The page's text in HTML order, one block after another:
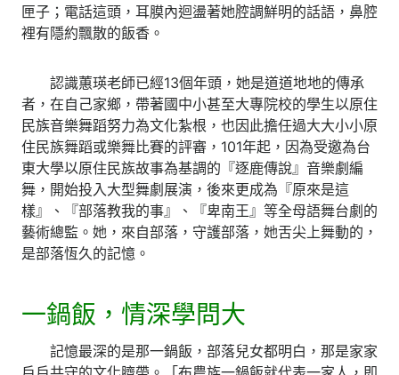
匣子；電話這頭，耳膜內迴盪著她腔調鮮明的話語，鼻腔
裡有隱約飄散的飯香。
認識蕙瑛老師已經13個年頭，她是道道地地的傳承
者，在自己家鄉，帶著國中小甚至大專院校的學生以原住
民族音樂舞蹈努力為文化紮根，也因此擔任過大大小小原
住民族舞蹈或樂舞比賽的評審，101年起，因為受邀為台
東大學以原住民族故事為基調的『逐鹿傳說』音樂劇編
舞，開始投入大型舞劇展演，後來更成為『原來是這
樣』、『部落教我的事』、『卑南王』等全母語舞台劇的
藝術總監。她，來自部落，守護部落，她舌尖上舞動的，
是部落恆久的記憶。
一鍋飯，情深學問大
記憶最深的是那一鍋飯，部落兒女都明白，那是家家